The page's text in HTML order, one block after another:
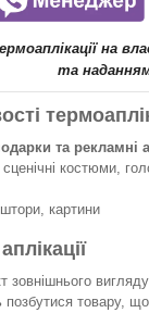
на
та
та рекламні
костюми,
картини
товару,